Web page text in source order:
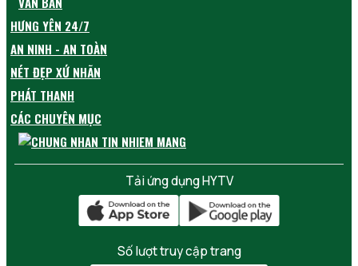
HƯNG YÊN 24/7
AN NINH - AN TOÀN
NÉT ĐẸP XỨ NHÃN
PHÁT THANH
CÁC CHUYÊN MỤC
Tải ứng dụng HYTV
Số lượt truy cập trang